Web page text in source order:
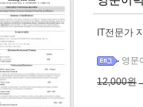
IT전문가
영문
12,000원